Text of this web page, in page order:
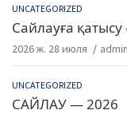
UNCATEGORIZED
Сайлауға
2026 ж. 28 июля admin
UNCATEGORIZED
САЙЛАУ — 2026